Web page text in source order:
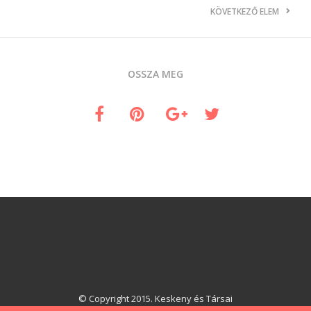
KÖVETKEZŐ ELEM
OSSZA MEG
© Copyright 2015. Keskeny és Társai